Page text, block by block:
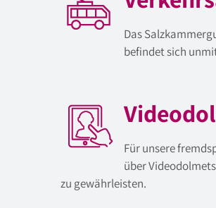
Das
befindet sich
Für unsere
über
zu gewährleisten.